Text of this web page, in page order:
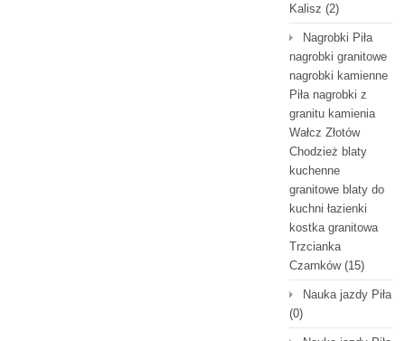
Kalisz (2)
Nagrobki Piła
nagrobki granitowe
nagrobki kamienne
Piła nagrobki z
granitu kamienia
Wałcz Złotów
Chodzież blaty
kuchenne
granitowe blaty do
kuchni łazienki
kostka granitowa
Trzcianka
Czarnków(15)
Nauka jazdy Piła
(0)